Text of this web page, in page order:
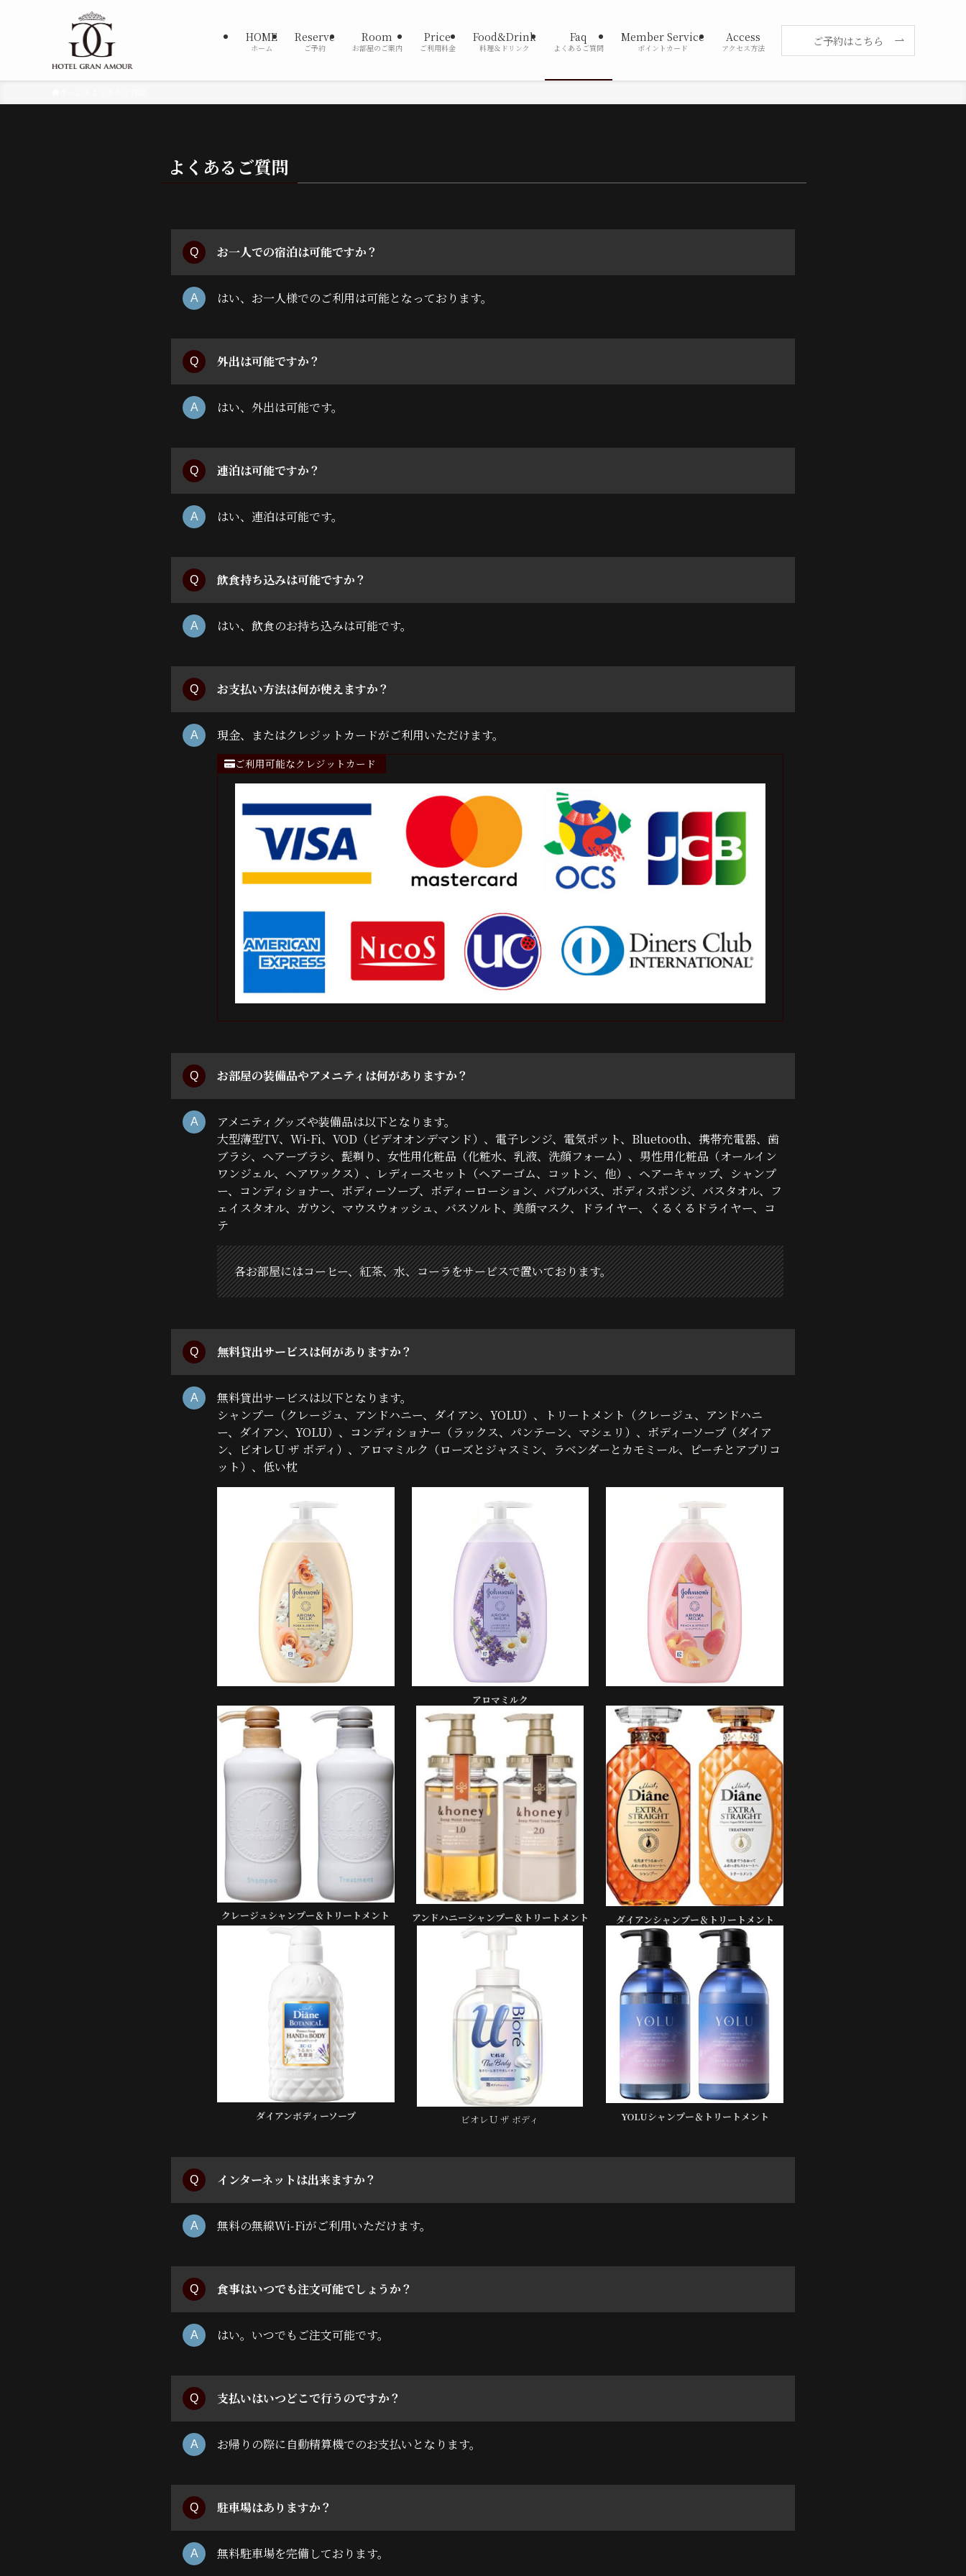
HOME
ホーム
Reserve
ご予約
Room
お部屋のご案内
Price
ご利用料金
Food&Drink
料理＆ドリンク
Faq
よくあるご質問
Member Service
ポイントカード
Access
アクセス方法 ご予約はこちら
よくあるご質問
お一人での宿泊は可能ですか？
はい、お一人様でのご利用は可能となっております。
外出は可能ですか？
はい、外出は可能です。
連泊は可能ですか？
はい、連泊は可能です。
飲食持ち込みは可能ですか？
はい、飲食のお持ち込みは可能です。
お支払い方法は何が使えますか？
現金、またはクレジットカードがご利用いただけます。
ご利用可能なクレジットカード
お部屋の装備品やアメニティは何がありますか？
アメニティグッズや装備品は以下となります。
大型薄型TV、Wi-Fi、VOD（ビデオオンデマンド）、電子レンジ、電気ポット、Bluetooth、携帯充電器、歯
ブラシ、ヘアーブラシ、髭剃り、女性用化粧品（化粧水、乳液、洗顔フォーム）、男性用化粧品（オールイン
ワンジェル、ヘアワックス）、レディースセット（ヘアーゴム、コットン、他）、ヘアーキャップ、シャンプ
ー、コンディショナー、ボディーソープ、ボディーローション、バブルバス、ボディスポンジ、バスタオル、フ
ェイスタオル、ガウン、マウスウォッシュ、バスソルト、美顔マスク、ドライヤー、くるくるドライヤー、コ
テ
各お部屋にはコーヒー、紅茶、水、コーラをサービスで置いております。
無料貸出サービスは何がありますか？
無料貸出サービスは以下となります。
シャンプー（クレージュ、アンドハニー、ダイアン、YOLU）、トリートメント（クレージュ、アンドハニ
ー、ダイアン、YOLU）、コンディショナー（ラックス、パンテーン、マシェリ）、ボディーソープ（ダイア
ン、ビオレＵ ザ ボディ）、アロマミルク（ローズとジャスミン、ラベンダーとカモミール、ピーチとアプリコ
ット）、低い枕
アロマミルク
クレージュシャンプー＆トリートメント アンドハニーシャンプー＆トリートメント ダイアンシャンプー＆トリートメント
ダイアンボディーソープ ビオレＵ ザ ボディ YOLUシャンプー＆トリートメント
インターネットは出来ますか？
無料の無線Wi-Fiがご利用いただけます。
食事はいつでも注文可能でしょうか？
はい。いつでもご注文可能です。
支払いはいつどこで行うのですか？
お帰りの際に自動精算機でのお支払いとなります。
駐車場はありますか？
無料駐車場を完備しております。